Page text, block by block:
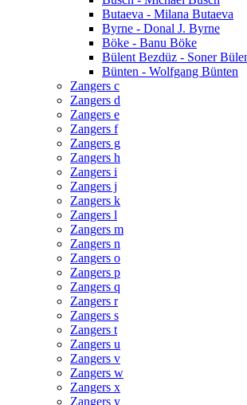
Butaeva - Milana Butaeva
Byrne - Donal J. Byrne
Böke - Banu Böke
Bülent Bezdüz - Soner
Bünten - Wolfgang Bünten
Zangers c
Zangers d
Zangers e
Zangers f
Zangers g
Zangers h
Zangers i
Zangers j
Zangers k
Zangers l
Zangers m
Zangers n
Zangers o
Zangers p
Zangers q
Zangers r
Zangers s
Zangers t
Zangers u
Zangers v
Zangers w
Zangers x
Zangers y